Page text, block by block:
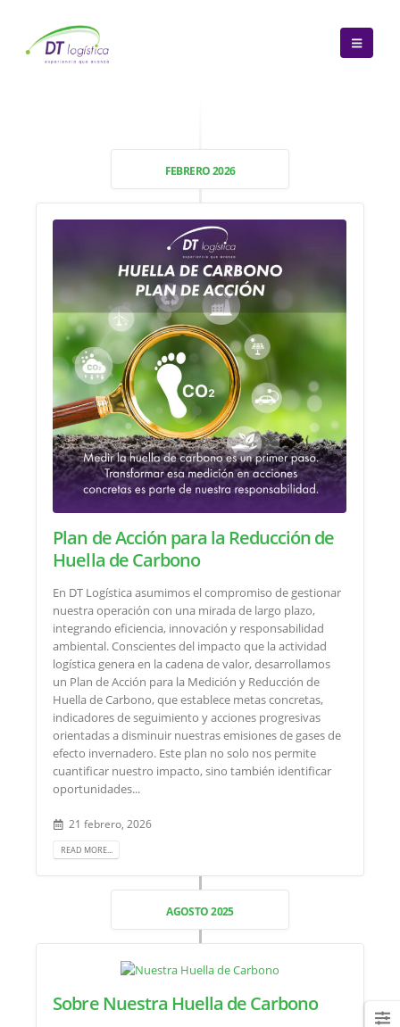
FEBRERO 2026
Plan de Acción para la Reducción de
Huella de Carbono
En DT Logística asumimos el compromiso de gestionar
nuestra operación con una mirada de largo plazo,
integrando eficiencia, innovación y responsabilidad
ambiental. Conscientes del impacto que la actividad
logística genera en la cadena de valor, desarrollamos
un Plan de Acción para la Medición y Reducción de
Huella de Carbono, que establece metas concretas,
indicadores de seguimiento y acciones progresivas
orientadas a disminuir nuestras emisiones de gases de
efecto invernadero. Este plan no solo nos permite
cuantificar nuestro impacto, sino también identificar
oportunidades...
21 febrero, 2026
READ MORE...
AGOSTO 2025
Sobre Nuestra Huella de Carbono